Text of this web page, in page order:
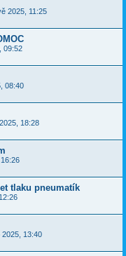
2025, 11:25
09:52
08:40
18:28
tlaku pneumatík
2025, 13:40